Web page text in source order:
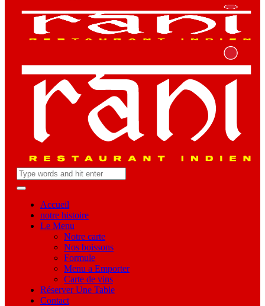
Accueil
notre histoire
Le Menu
Notre carte
Nos boissons
Formule
Menu a Emporter
Carte de vins
Réserver Une Table
Contact